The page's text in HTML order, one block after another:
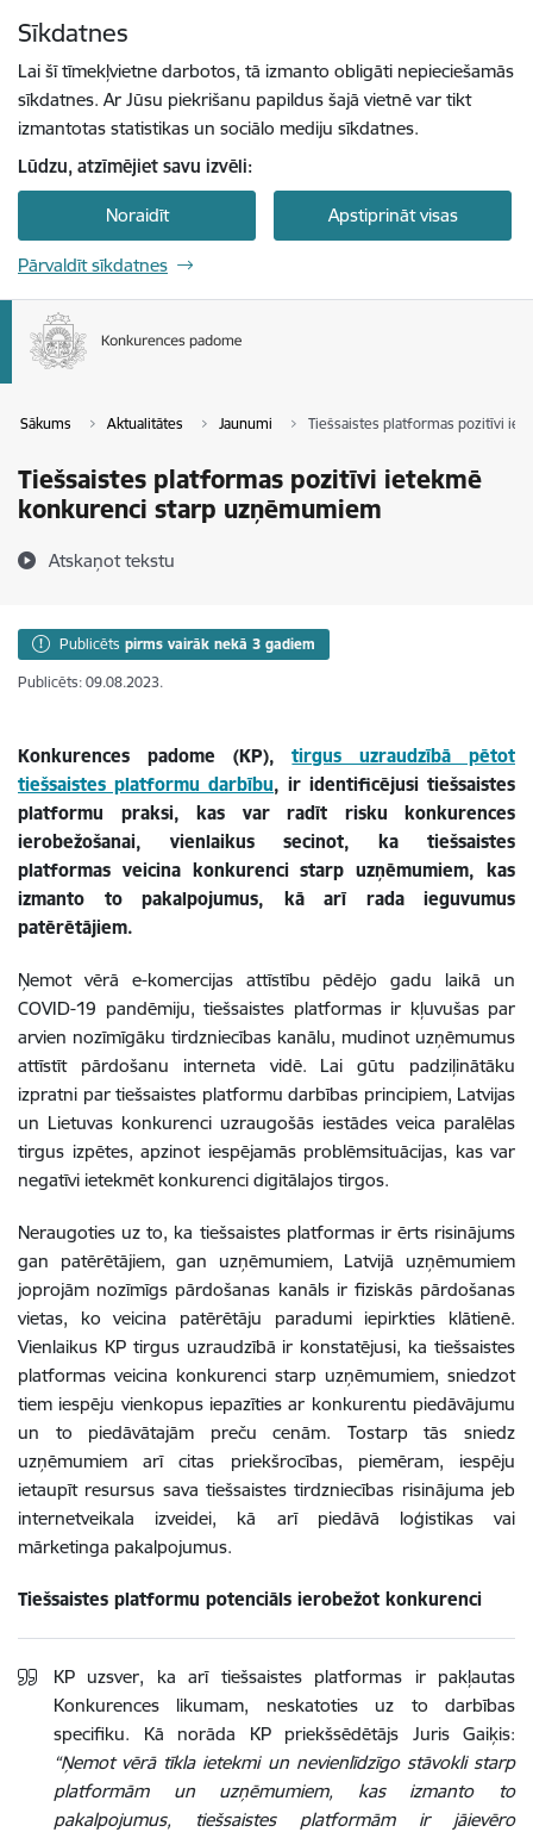
Sīkdatnes
Lai šī tīmekļvietne darbotos, tā izmanto obligāti nepieciešamās
sīkdatnes. Ar Jūsu piekrišanu papildus šajā vietnē var tikt
izmantotas statistikas un sociālo mediju sīkdatnes.
Lūdzu, atzīmējiet savu izvēli:
Noraidīt Apstiprināt visas
Pārvaldīt sīkdatnes
Sākums Aktualitātes Jaunumi Tiešsaistes platformas pozitīvi
Tiešsaistes platformas pozitīvi ietekmē
konkurenci starp uzņēmumiem
Atskaņot tekstu
Publicēts pirms vairāk nekā 3 gadiem
Publicēts: 09.08.2023.
Konkurences padome (KP),tirgus uzraudzībā pētot
tiešsaistes platformu darbību, ir identificējusi tiešsaistes
platformu praksi, kas var radīt risku konkurences
ierobežošanai, vienlaikus secinot, ka tiešsaistes
platformas veicina konkurenci starp uzņēmumiem, kas
izmanto to pakalpojumus, kā arī rada ieguvumus
patērētājiem.
Ņemot vērā e-komercijas attīstību pēdējo gadu laikā un
COVID-19 pandēmiju, tiešsaistes platformas ir kļuvušas par
arvien nozīmīgāku tirdzniecības kanālu, mudinot uzņēmumus
attīstīt pārdošanu interneta vidē. Lai gūtu padziļinātāku
izpratni par tiešsaistes platformu darbības principiem, Latvijas
un Lietuvas konkurenci uzraugošās iestādes veica paralēlas
tirgus izpētes, apzinot iespējamās problēmsituācijas, kas var
negatīvi ietekmēt konkurenci digitālajos tirgos.
Neraugoties uz to, ka tiešsaistes platformas ir ērts risinājums
gan patērētājiem, gan uzņēmumiem, Latvijā uzņēmumiem
joprojām nozīmīgs pārdošanas kanāls ir fiziskās pārdošanas
vietas, ko veicina patērētāju paradumi iepirkties klātienē.
Vienlaikus KP tirgus uzraudzībā ir konstatējusi, ka tiešsaistes
platformas veicina konkurenci starp uzņēmumiem, sniedzot
tiem iespēju vienkopus iepazīties ar konkurentu piedāvājumu
un to piedāvātajām preču cenām. Tostarp tās sniedz
uzņēmumiem arī citas priekšrocības, piemēram, iespēju
ietaupīt resursus sava tiešsaistes tirdzniecības risinājuma jeb
internetveikala izveidei, kā arī piedāvā loģistikas vai
mārketinga pakalpojumus.
Tiešsaistes platformu potenciāls ierobežot konkurenci
KP uzsver, ka arī tiešsaistes platformas ir pakļautas
Konkurences likumam, neskatoties uz to darbības
specifiku. Kā norāda KP priekšsēdētājs Juris Gaiķis:
“Ņemot vērā tīkla ietekmi un nevienlīdzīgo stāvokli starp
platformām un uzņēmumiem, kas izmanto to
pakalpojumus, tiešsaistes platformām ir jāievēro